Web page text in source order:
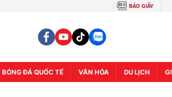
BÁO GIẤY
BÓNG ĐÁ QUỐC TẾ VĂN HÓA DU LỊCH